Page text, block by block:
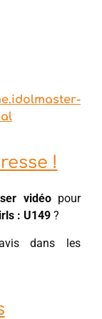
!
vidéopour
: U149 ?
dans les